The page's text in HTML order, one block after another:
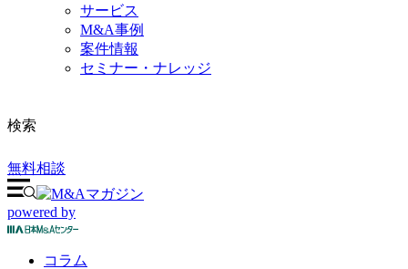
サービス
M&A事例
案件情報
セミナー・ナレッジ
検索
無料相談
powered by
コラム